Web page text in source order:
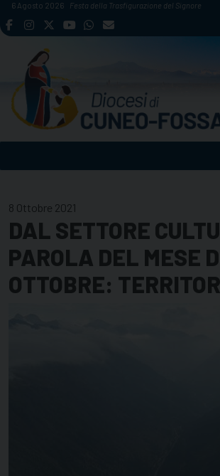
Skip
to
6 Agosto 2026 Festa della Trasfigurazione del Signore
8 Ottobre 2021
DAL SETTORE
PAROLA DEL MESE
OTTOBRE: